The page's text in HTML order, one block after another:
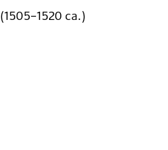
(1505–1520 ca.)